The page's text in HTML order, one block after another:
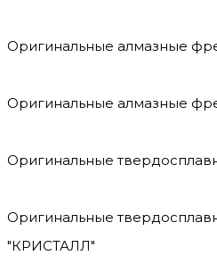
Оригинальные алмазные
Оригинальные алмазные
Оригинальные
Оригинальные
"КРИСТАЛЛ"